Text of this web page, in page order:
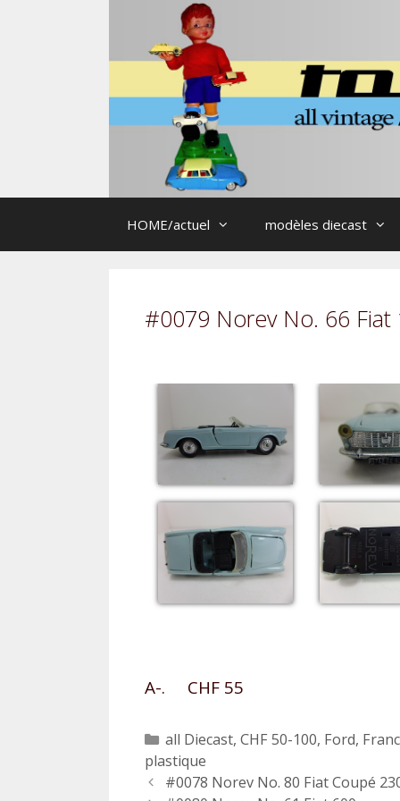
HOME/actuel modèles diecast
#0079 Norev No. 66 Fiat
A-. CHF 55
Catégories
all Diecast, CHF 50-100, Ford,
plastique
Navigation
#0078 Norev No. 80 Fiat Coupé